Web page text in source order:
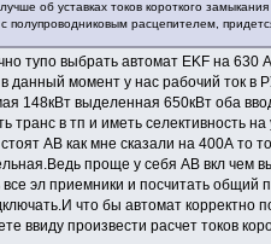
об уставках токов короткого замыкания
расцепителем,
тупо выбрать автомат EKF на
данный момент у нас рабочий ток
148кВт выделенная 650кВт оба
в тп и иметь селективность
АВ как мне сказали на 400А то
проще у себя АВ вкл чем
эл приемники и посчитать
что бы автомат
произвести расчет токов